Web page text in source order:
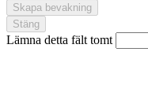
Skapa bevakning
Stäng
Lämna detta fält tomt